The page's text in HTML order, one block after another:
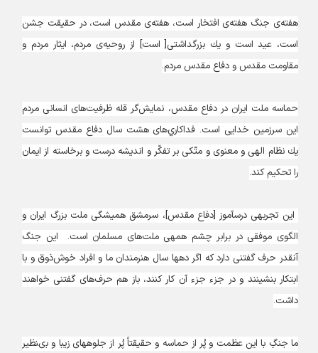
هفته‌ى جنگ هفته‌ى افتخار است، هفته‌ى مقدس است، در حقيقت جشن
است، عيد است و يك بزرگداشتى[ است] از روحيه‌ى مردم، ايثار مردم و
مقاومت مقدس و دفاع مقدس مردم.
حماسه‏ ملت ايران در دفاع مقدس، نمايش‌گر قله ظرفيت‌هاى انسانى مردم
اين سرزمين خدايى است. فداكاري‌ها‌ى هشت سال دفاع مقدس‏ توانست
يك نظام الهى و معنوى و متّكى بر تفكّر و انديشه درست و برخاسته از ايمان
را تحكيم كند.
اين تجربه‏ى درس‏آموز [دفاع مقدس‏]، سرمشق هميشگى ملت بزرگ ايران و
الگوى موفقى در برابر چشم همه‏ى ملت‌هاى مسلمان است. اين جنگ
آن‏قدر حرف گفتنى دارد كه اگر دهها سال هنرمندان ما و افراد خوش‌ذوق و با
ابتكار بنشينند و در جزء جزء آن كار كنند، باز هم حرف‌هاى گفتنى خواهند
داشت.
ما جنگِ با اين عظمت و پُر از حماسه و حقيقتاً پُر از جلوه‏هاى زيبا و بى‏نظير